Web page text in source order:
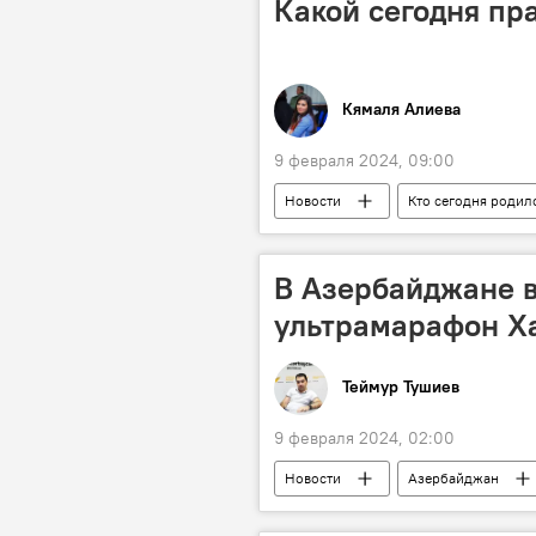
Какой сегодня
Кямаля Алиева
9 февраля 2024, 09:00
Новости Кто сегодня
Архив
народный художник
В Азербайджане
ультрамарафон
Теймур Тушиев
9 февраля 2024, 02:00
Новости Азербайджан
Министерство молодежи и спорта АР